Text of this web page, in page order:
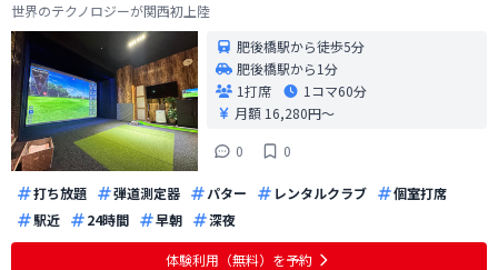
世界のテクノロジーが関西初上陸
肥後橋駅から徒歩5分
肥後橋駅から1分
1打席
1コマ60分
月額 16,280円〜
0
0
打ち放題 弾道測定器 パター レンタルクラブ
個室打席
駅近
24時間 早朝 深夜
体験利用（無料）を予約